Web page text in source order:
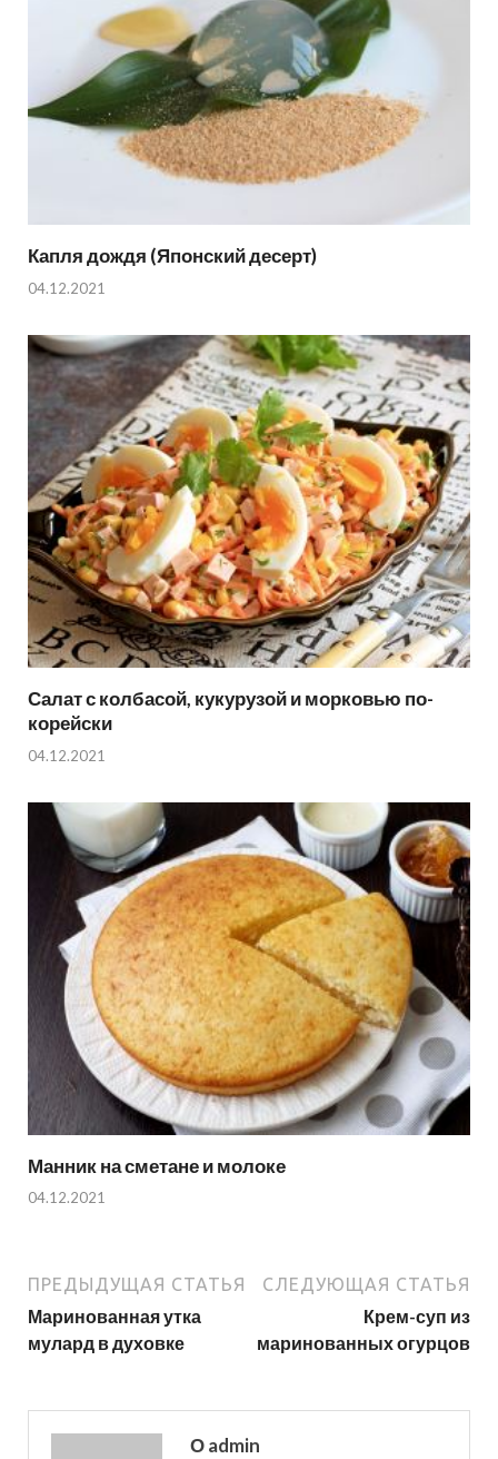
Капля дождя (Японский десерт)
04.12.2021
Салат с колбасой, кукурузой и морковью по-
корейски
04.12.2021
Манник на сметане и молоке
04.12.2021
ПРЕДЫДУЩАЯ СТАТЬЯ
Маринованная утка
мулард в духовке
СЛЕДУЮЩАЯ СТАТЬЯ
Крем-суп из
маринованных огурцов
О admin